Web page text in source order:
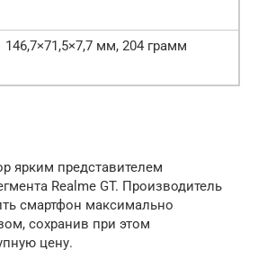
146,7×71,5×7,7 мм, 204 грамм
ярким представителем
Realme GT. Производитель
смартфон максимально
сохранив при этом
цену.